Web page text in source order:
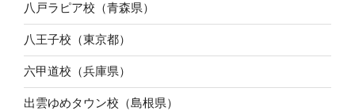
八戸ラピア校（青森県）
八王子校（東京都）
六甲道校（兵庫県）
出雲ゆめタウン校（島根県）